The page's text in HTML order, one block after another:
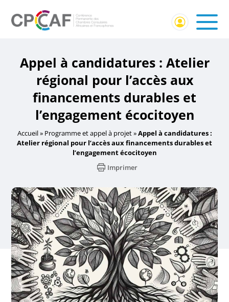
Appel à candidatures : Atelier
régional pour l’accès aux
financements durables et
l’engagement écocitoyen
Accueil» Programme et appel à projet»Appel à candidatures :
Atelier régional pour l’accès aux financements durables et
l’engagement écocitoyen
Imprimer